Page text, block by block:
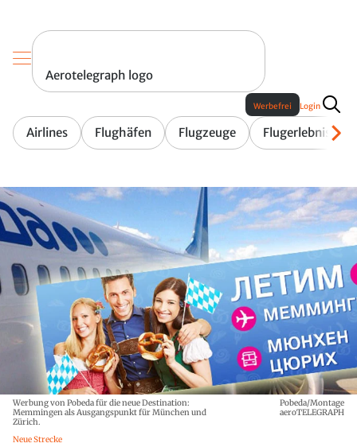
Aerotelegraph logo
Airlines Flughäfen Flugzeuge Flugerlebnis
Werbefrei Login
Werbung von Pobeda für die neue Destination:
Memmingen als Ausgangspunkt für München und
Zürich.
Pobeda/Montage
aeroTELEGRAPH
Neue Strecke